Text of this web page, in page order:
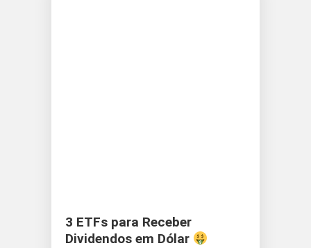
3 ETFs para Receber
Dividendos em Dólar